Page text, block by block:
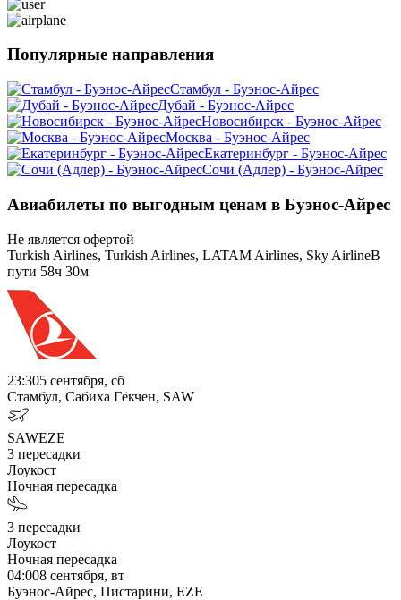
Популярные направления
Стамбул - Буэнос-Айрес
Дубай - Буэнос-Айрес
Новосибирск - Буэнос-Айрес
Москва - Буэнос-Айрес
Екатеринбург - Буэнос-Айрес
Сочи (Адлер) - Буэнос-Айрес
Авиабилеты по выгодным ценам в Буэнос-Айрес
Не является офертой
Turkish Airlines, Turkish Airlines, LATAM Airlines, Sky AirlineВ
пути 58ч 30м
23:305 сентября, сб
Стамбул, Сабиха Гёкчен, SAW
SAWEZE
3 пересадки
Лоукост
Ночная пересадка
3 пересадки
Лоукост
Ночная пересадка
04:008 сентября, вт
Буэнос-Айрес, Пистарини, EZE